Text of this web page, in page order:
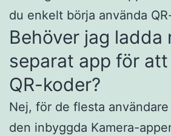
du enkelt börja använda
Behöver jag ladda
separat app för
QR-koder?
Nej, för de flesta
den inbyggda Kamera-